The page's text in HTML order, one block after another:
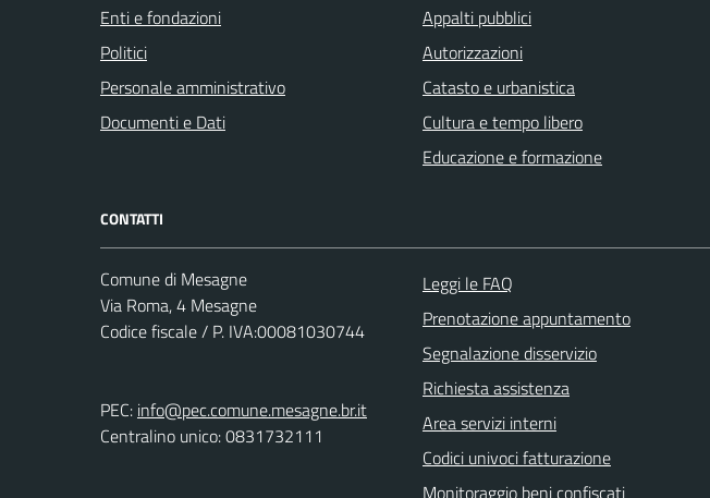
Enti e fondazioni
Politici
Personale amministrativo
Documenti e Dati
Appalti pubblici
Autorizzazioni
Catasto e urbanistica
Cultura e tempo libero
Educazione e formazione
CONTATTI
Comune di Mesagne
Via Roma, 4 Mesagne
Codice fiscale / P. IVA:00081030744
PEC: info@pec.comune.mesagne.br.it
Centralino unico: 0831732111
Leggi le FAQ
Prenotazione appuntamento
Segnalazione disservizio
Richiesta assistenza
Area servizi interni
Codici univoci fatturazione
Monitoraggio beni confiscati